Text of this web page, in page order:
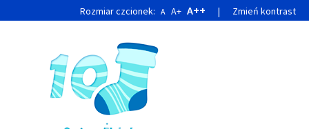
do
do
Rozmiar czcionek: A A+ A++ | Zmień kontrast